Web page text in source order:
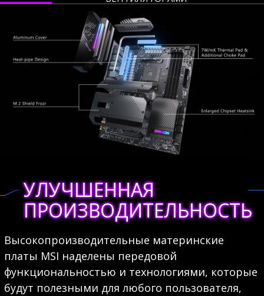
УЛУЧШЕННАЯ
ПРОИЗВОДИТЕЛЬНОСТЬ
Высокопроизводительные материнские
платы MSI наделены передовой
функциональностью и технологиями, которые
будут полезными для любого пользователя,